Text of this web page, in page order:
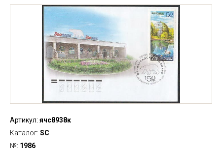
Артикул: ячс8938к
Каталог: SC
№: 1986